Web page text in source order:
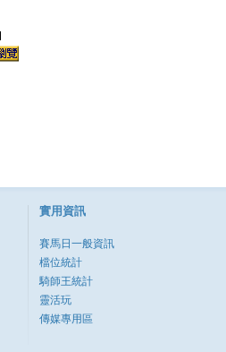
實用資訊
賽馬日一般資訊
檔位統計
騎師王統計
靈活玩
傳媒專用區